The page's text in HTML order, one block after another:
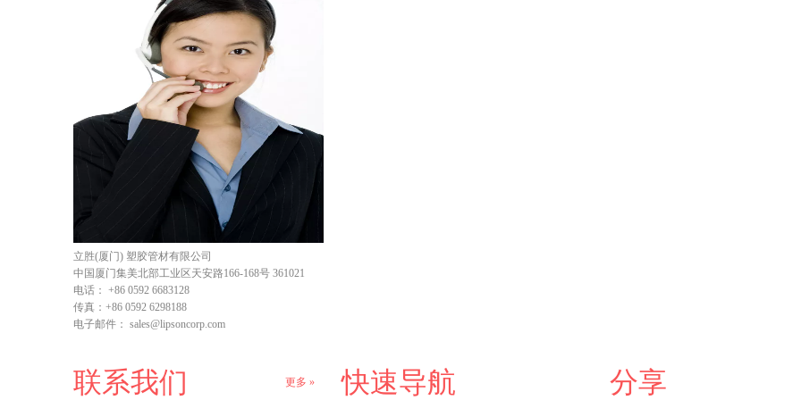
立胜(厦门) 塑胶管材有限公司
中国厦门集美北部工业区天安路166-168号 361021
电话： +86 0592 6683128
传真： +86 0592 6298188
电子邮件： sales@lipsoncorp.com
联系我们 更多 » 快速导航 分享